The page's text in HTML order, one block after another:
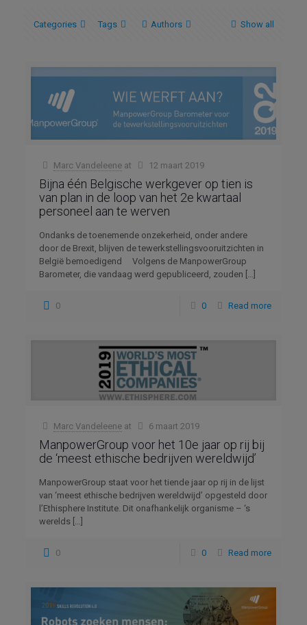
Categories Tags Authors Show all
Marc Vandeleene at 12 maart 2019
Bijna één Belgische werkgever op tien is
van plan in de loop van het 2e kwartaal
personeel aan te werven
Ondanks de toenemende onzekerheid, onder andere
door de Brexit, blijven de tewerkstellingsvooruitzichten in
België bemoedigend Volgens de ManpowerGroup
Barometer, die vandaag werd gepubliceerd, zouden
0 0 Read more
Marc Vandeleene at 6 maart 2019
ManpowerGroup voor het 10e jaar op rij bij
de ‘meest ethische bedrijven wereldwijd’
ManpowerGroup staat voor het tiende jaar op rij in de lijst
van ‘meest ethische bedrijven wereldwijd’ opgesteld door
l’Ethisphere Institute. Dit onafhankelijk organisme – ‘s
werelds […]
0 0 Read more